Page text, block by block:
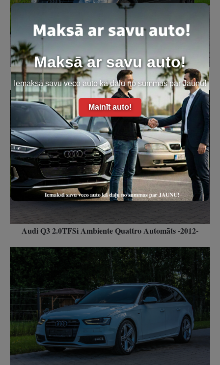
Maksā ar savu auto!
Iemaksā savu veco auto kā daļu no summas par Jaunu!
Mainīt auto!
Audi A3 2.0TDi Ambiente Механика -2004-
Audi Q3 2.0TFSi Ambiente Quattro Automāts -2012-